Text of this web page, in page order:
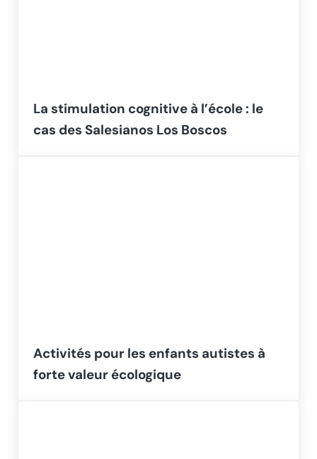
La stimulation cognitive à l’école : le
cas des Salesianos Los Boscos
Activités pour les enfants autistes à
forte valeur écologique